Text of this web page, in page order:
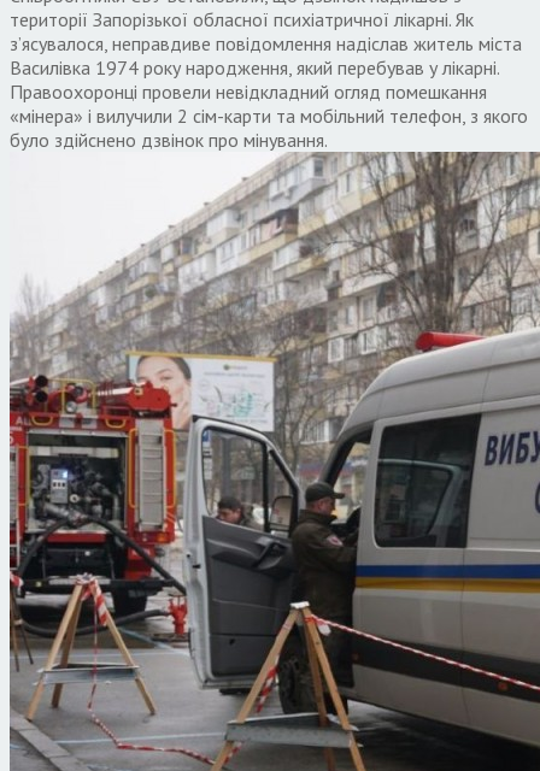
території Запорізької обласної психіатричної лікарні. Як
з’ясувалося, неправдиве повідомлення надіслав житель міста
Василівка 1974 року народження, який перебував у лікарні.
Правоохоронці провели невідкладний огляд помешкання
«мінера» і вилучили 2 сім-карти та мобільний телефон, з якого
було здійснено дзвінок про мінування.